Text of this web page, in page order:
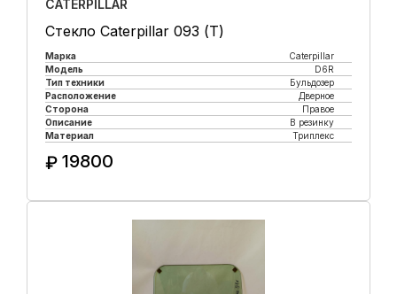
CATERPILLAR
Стекло Caterpillar 093 (Т)
Марка
Caterpillar
Модель
D6R
Тип техники
Бульдозер
Расположение
Дверное
Сторона
Правое
Описание
В резинку
Материал
Триплекс
₽ 19800